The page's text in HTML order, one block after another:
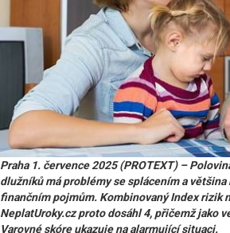
Praha 1. července 2025 (PROTEXT) –
dlužníků má problémy se splácením a
finančním pojmům. Kombinovaný Index rizik
NeplatUroky.cz proto dosáhl 4, přičemž jako
Varovné skóre ukazuje na alarmující situaci.